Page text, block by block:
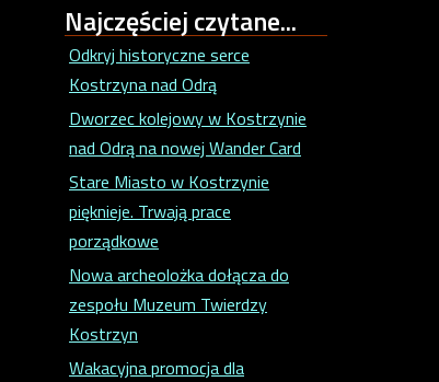
Najczęściejczytane...
Odkryj historyczne serce
Kostrzyna nad Odrą
Dworzec kolejowy w Kostrzynie
nad Odrą na nowej Wander Card
Stare Miasto w Kostrzynie
pięknieje. Trwają prace
porządkowe
Nowa archeolożka dołącza do
zespołu Muzeum Twierdzy
Kostrzyn
Wakacyjna promocja dla